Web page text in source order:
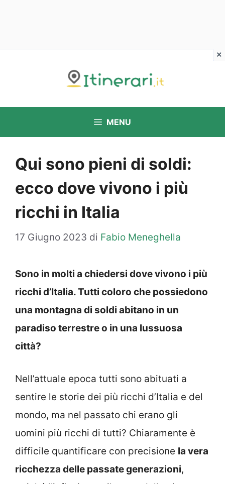
MENU
Qui sono pieni di soldi:
ecco dove vivono i più
ricchi in Italia
17 Giugno 2023 di Fabio Meneghella
Sono in molti a chiedersi dove vivono i più
ricchi d’Italia. Tutti coloro che possiedono
una montagna di soldi abitano in un
paradiso terrestre o in una lussuosa
città?
Nell’attuale epoca tutti sono abituati a
sentire le storie dei più ricchi d’Italia e del
mondo, ma nel passato chi erano gli
uomini più ricchi di tutti? Chiaramente è
difficile quantificare con precisione la vera
ricchezza delle passate generazioni,